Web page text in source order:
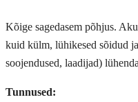
Kõige sagedasem põhjus.
kuid külm, lühikesed sõidud
soojendused, laadijad)
Tunnused: